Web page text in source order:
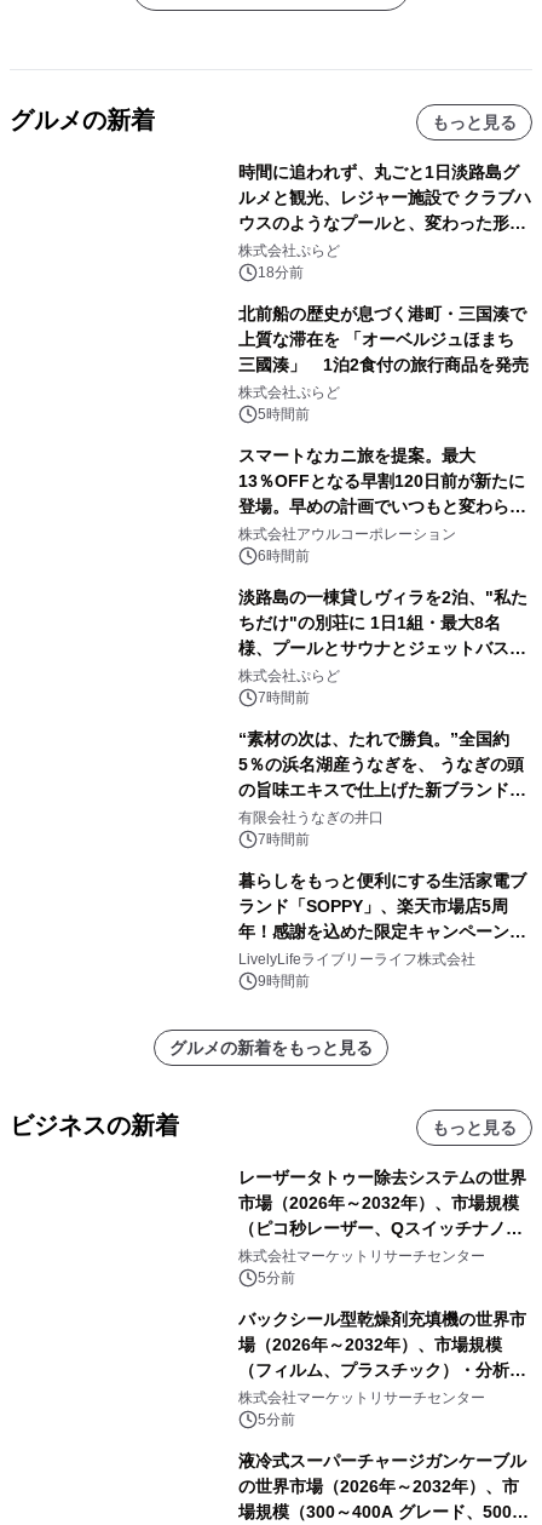
グルメの新着 もっと見る
時間に追われず、丸ごと1日淡路島グ
ルメと観光、レジャー施設で クラブハ
ウスのようなプールと、変わった形の
サウナも 「THE BOXY AWAJI」のお
得な素泊まり連泊プランで
株式会社ぷらど
18分前
北前船の歴史が息づく港町・三国湊で
上質な滞在を 「オーベルジュほまち
三國湊」 1泊2食付の旅行商品を発売
株式会社ぷらど
5時間前
スマートなカニ旅を提案。最大
13％OFFとなる早割120日前が新たに
登場。早めの計画でいつもと変わらぬ
大人の冬旅を。ー夕日ヶ浦温泉「佳松
苑 別邸ふうか」ー
株式会社アウルコーポレーション
6時間前
淡路島の一棟貸しヴィラを2泊、"私た
ちだけ"の別荘に 1日1組・最大8名
様、プールとサウナとジェットバス付
きで Villa Mon Temps AWAJIの連泊
素泊りプラン
株式会社ぷらど
7時間前
“素材の次は、たれで勝負。”全国約
5％の浜名湖産うなぎを、 うなぎの頭
の旨味エキスで仕上げた新ブランド
「井口の誉」誕生
有限会社うなぎの井口
7時間前
暮らしをもっと便利にする生活家電ブ
ランド「SOPPY」、楽天市場店5周
年！感謝を込めた限定キャンペーンを
8月10日より開催
LivelyLifeライブリーライフ株式会社
9時間前
グルメの新着をもっと見る
ビジネスの新着 もっと見る
レーザータトゥー除去システムの世界
市場（2026年～2032年）、市場規模
（ピコ秒レーザー、Qスイッチナノ秒
レーザー）・分析レポートを発表
株式会社マーケットリサーチセンター
5分前
バックシール型乾燥剤充填機の世界市
場（2026年～2032年）、市場規模
（フィルム、プラスチック）・分析レ
ポートを発表
株式会社マーケットリサーチセンター
5分前
液冷式スーパーチャージガンケーブル
の世界市場（2026年～2032年）、市
場規模（300～400A グレード、500A